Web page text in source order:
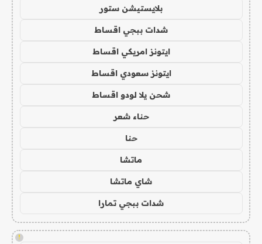
بلايستيشن ستور
شدات ببجي اقساط
ايتونز امريكي اقساط
ايتونز سعودي اقساط
شحن يلا لودو اقساط
حناء شعر
حنا
ماتشا
شاي ماتشا
شدات ببجي تمارا
!